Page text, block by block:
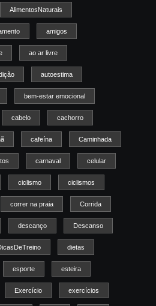
AlimentosNaturais
amigos
ao ar livre
autoestima
bem-estar emocional
cabelo cachorro
cafeína Caminhada
carnaval celular
ciclismo ciclismos
correr na praia Corrida
descanço Descanso
dietas
esporte esteira
Exercício exercícios